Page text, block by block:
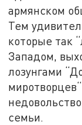
армянском
Тем
которые так
Западом,
лозунгами
семьи.